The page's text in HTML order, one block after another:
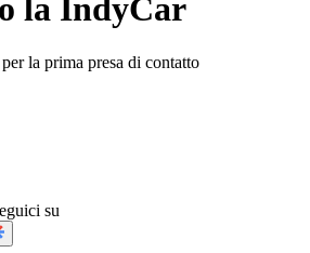
la IndyCar
la prima presa di contatto
su